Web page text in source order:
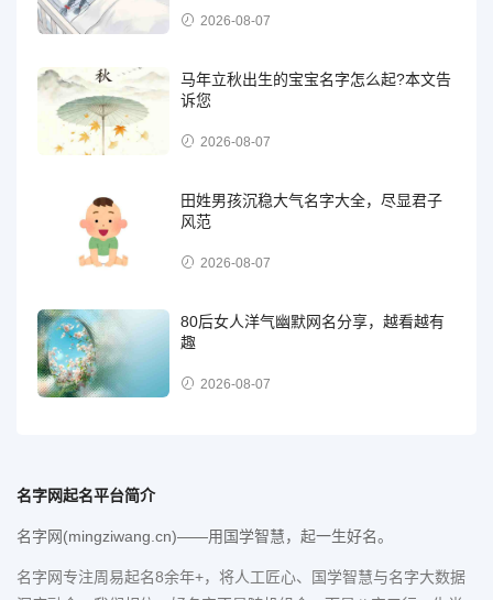
2026-08-07
马年立秋出生的宝宝名字怎么起?本文告
诉您
2026-08-07
田姓男孩沉稳大气名字大全，尽显君子
风范
2026-08-07
80后女人洋气幽默网名分享，越看越有
趣
2026-08-07
名字网起名平台简介
名字网(mingziwang.cn)——用国学智慧，起一生好名。
名字网专注周易起名8余年+，将人工匠心、国学智慧与名字大数据